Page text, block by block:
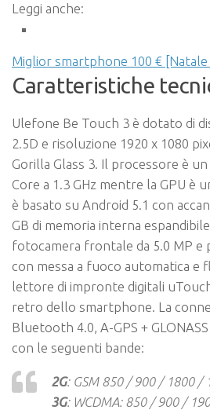
Leggi anche:
Miglior smartphone 100 € [Natale
Caratteristiche
Ulefone Be Touch 3 è dotato di
2.5D e risoluzione 1920 x 1080
Gorilla Glass 3. Il processore è
Core a 1.3 GHz mentre la GPU è
è basato su Android 5.1 con
GB di memoria interna
fotocamera frontale da 5.0 MP e
con messa a fuoco automatica e
lettore di impronte digitali
retro dello smartphone. La
Bluetooth 4.0, A-GPS +
con le seguenti bande:
2G: GSM 850 / 900 / 1800 /
3G: WCDMA: 850 / 900 /